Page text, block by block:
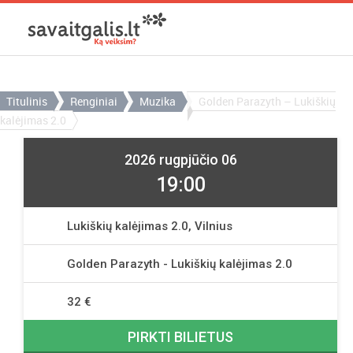
Titulinis Renginiai Muzika
Golden Parazyth – Lukiškių
kalėjimas 2.0
2026 rugpjūčio 06
19:00
Lukiškių kalėjimas 2.0, Vilnius
Golden Parazyth - Lukiškių kalėjimas 2.0
32 €
PIRKTI BILIETUS